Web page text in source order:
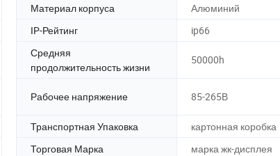
Материал корпуса
Алюминий
IP-Рейтинг ip66
Средняя
продолжительность жизни
50000h
Рабочее напряжение 85-265В
Транспортная Упаковка
картонная коробка
Торговая Марка
марка жк-дисплея